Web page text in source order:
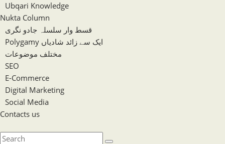
Ubqari Knowledge
Nukta Column
قسط وار سلسلہ جادو نگری
Polygamy ایک سے زائد شادیاں
مختلف موضوعات
SEO
E-Commerce
Digital Marketing
Social Media
Contacts us
website
Search